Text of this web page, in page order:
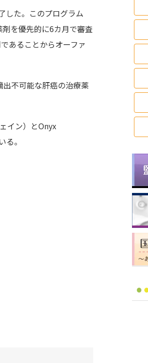
した。このプログラム
を優先的に6カ月で審査
あることからオーファ
不可能な肝癌の治療薬
イン）とOnyx
。